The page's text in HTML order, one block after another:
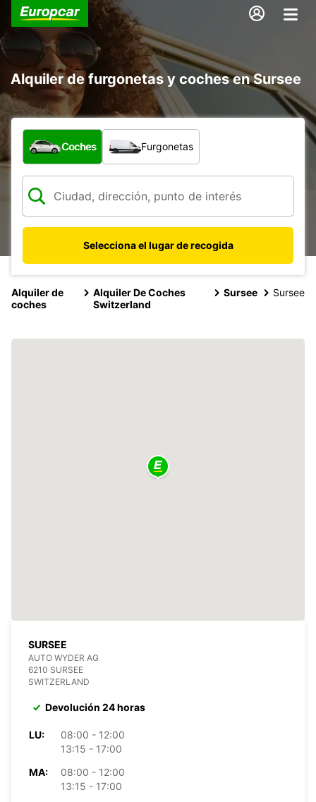
Alquiler de furgonetas y coches en Sursee
¿Qué tipo de vehículo?
Coches Furgonetas
Selecciona el lugar de recogida
Alquiler de
coches
Alquiler De Coches
Switzerland
Sursee Sursee
SURSEE
AUTO WYDER AG
6210 SURSEE
SWITZERLAND
Devolución 24 horas
LU:
08:00 - 12:00
13:15 - 17:00
MA:
08:00 - 12:00
13:15 - 17:00